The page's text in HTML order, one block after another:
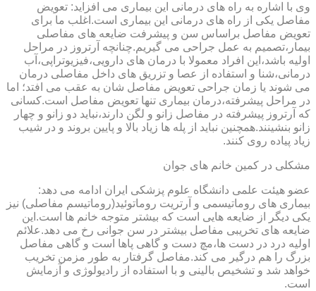
وی با اشاره به راه های درمانی این بیماری می افزاید: تعویض
مفاصل یکی از راه های درمانی این بیماری است.اغلب ما برای
تعویض مفاصل براساس سن و پیشرفت ضایعه های مفاصلی
بیمار،تصمیم به عمل جراحی می گیریم.چنانچه آرتروز در مراحل
اولیه باشد،این افراد معمولا با درمان های دارویی،فیزیوتراپی،آب
درمانی،شنا و استفاده از عصا و تزریق های داخل مفاصلی درمان
می شوند یا زمان جراحی تعویض مفاصل شان به عقب می افتد؛ اما
در مراحل پیشرفته،درمان بیماری تنها تعویض مفاصل است.کسانی
که آرتروز پیشرفته در مفاصل زانو و لگن دارند،نباید دو زانو و چهار
زانو بنشینند.همچنین نباید از پله ها زیاد بالا و پایین بروند و در شیب
زیاد پیاده روی کنند.
مشکلی در کمین خانم های جوان
عضو هیئت علمی دانشگاه علوم پزشکی ایران ادامه می دهد:
بیماری های روماتیسمی و آرتریت روماتوئید(روماتیسم مفاصلی) نیز
یکی دیگر از ضایعه هایی است که بیشتر متوجه خانم ها است.این
ضایعه های تخریبی مفاصل بیشتر در سن جوانی رخ می دهد.علائم
اولیه درد در دست ها،مچ دست و گاهی پاها است و گاهی مفاصل
بزرگ را هم درگیر می کند.مفاصل گرفتار به طور مزمن تخریب
خواهد شد و تشخیص بالینی و با استفاده از رادیولوژی و آزمایش
است.